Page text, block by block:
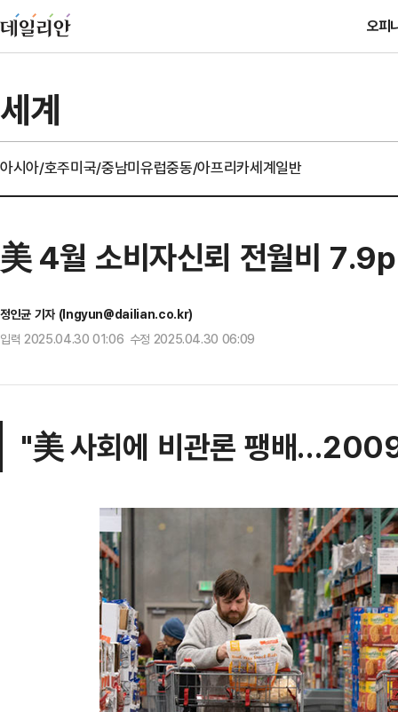
오피
세계
아시아/호주미국/중남미유럽중동/아프리카세계일반
美 4월 소비자신뢰 전월비
정인균 기자 (Ingyun@dailian.co.kr)
입력 2025.04.30 01:06 수정 2025.04.30 06:09
"美 사회에 비관론 팽배